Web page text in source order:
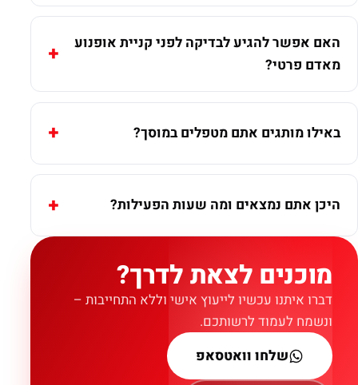
האם אפשר להגיע לבדיקה לפני קניית אופנוע
מאדם פרטי?
באילו מותגים אתם מטפלים במוסך?
היכן אתם נמצאים ומה שעות הפעילות?
מוכנים לצאת לדרך?
דברו איתנו עכשיו לייעוץ אישי וללא התחייבות –
ונשמח לעמוד לרשותכם.
שלחו וואטסאפ